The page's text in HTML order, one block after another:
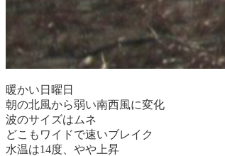
暖かい日曜日
朝の北風から弱い南西風に変化
波のサイズはムネ
どこもワイドで速いブレイク
水温は14度、やや上昇